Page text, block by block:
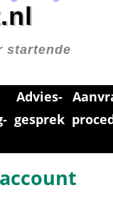
startende
Advies­
gesprek